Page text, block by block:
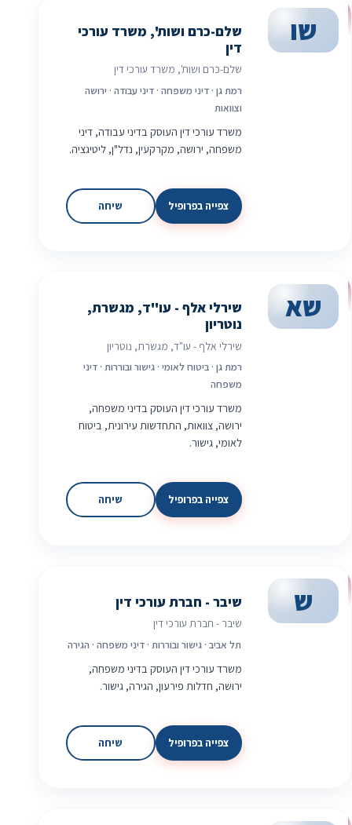
שו
שלם-כרם ושות', משרד עורכי
דין
שלם-כרם ושות', משרד עורכי דין
רמת גן · דיני משפחה · דיני עבודה · ירושה
וצוואות
משרד עורכי דין העוסק בדיני עבודה, דיני
משפחה, ירושה, מקרקעין, נדל"ן, ליטיגציה.
צפייה בפרופיל שיחה
שא
שירלי אלף - עו"ד, מגשרת,
נוטריון
שירלי אלף - עו"ד, מגשרת, נוטריון
רמת גן · ביטוח לאומי · גישור ובוררות · דיני
משפחה
משרד עורכי דין העוסק בדיני משפחה,
ירושה, צוואות, התחדשות עירונית, ביטוח
לאומי, גישור.
צפייה בפרופיל שיחה
ש שיבר - חברת עורכי דין
שיבר - חברת עורכי דין
תל אביב · גישור ובוררות · דיני משפחה · הגירה
משרד עורכי דין העוסק בדיני משפחה,
ירושה, חדלות פירעון, הגירה, גישור.
צפייה בפרופיל שיחה